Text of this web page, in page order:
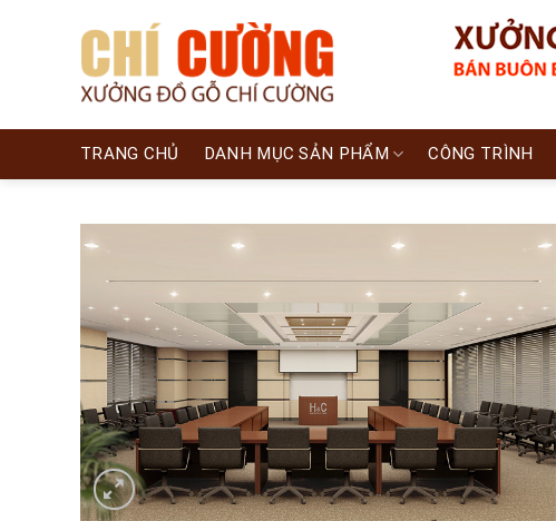
TRANG CHỦ DANH MỤC SẢN PHẨM CÔNG TRÌNH